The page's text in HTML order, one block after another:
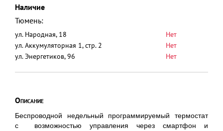
Наличие
Тюмень:
ул. Народная, 18
Нет
ул. Аккумуляторная 1, стр. 2
Нет
ул. Энергетиков, 96
Нет
Описание
Беспроводной недельный программируемый термостат
с возможностью управления через смартфон и